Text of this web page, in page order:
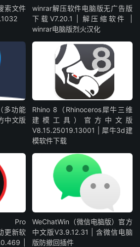
索文件
winrar解压软件电脑版无广告版
下载V7.20.1 | 解压缩软件 |
winrar电脑版烈火汉化
多功能
中文版
Rhino 8（Rhinoceros犀牛三维
建模工具）官方中文版
V8.15.25019.13001 | 犀牛3d建
模软件下载
Pro
更新软
|
WeChatWin（微信电脑版）官方
中文版V3.9.12.31 | 含微信电脑
版防撤回插件